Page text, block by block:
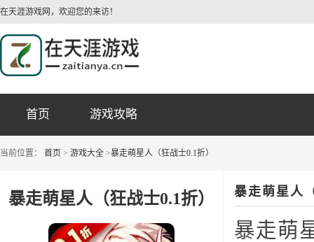
在天涯游戏网，欢迎您的来访！
首页 游戏攻略
当前位置： 首页 > 游戏大全 >暴走萌星人（狂战士0.1折）
暴走萌星人（狂战士0.1折） 暴走萌星人
暴走萌